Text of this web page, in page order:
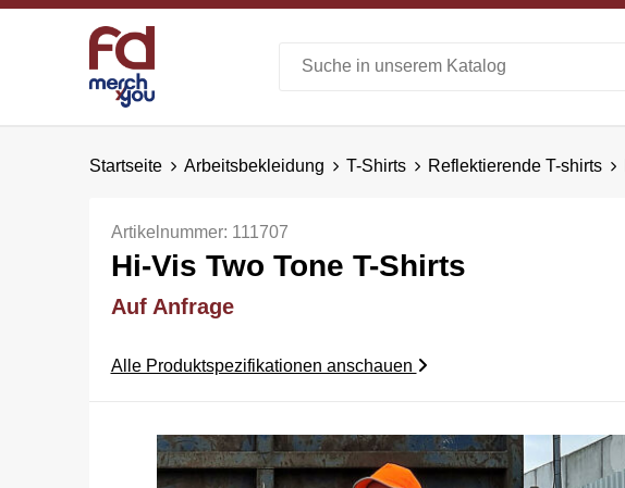
Startseite Arbeitsbekleidung T-Shirts Reflektierende T-shirts
Artikelnummer: 111707
Hi-Vis Two Tone T-Shirts
Auf Anfrage
Alle Produktspezifikationen anschauen